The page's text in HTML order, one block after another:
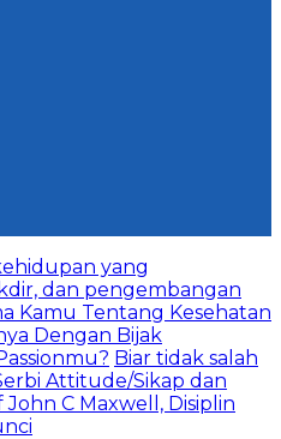
yang
dan pengembangan
Kamu Tentang Kesehatan
Dengan Bijak
Biar tidak salah
Attitude/Sikap dan
C Maxwell, Disiplin